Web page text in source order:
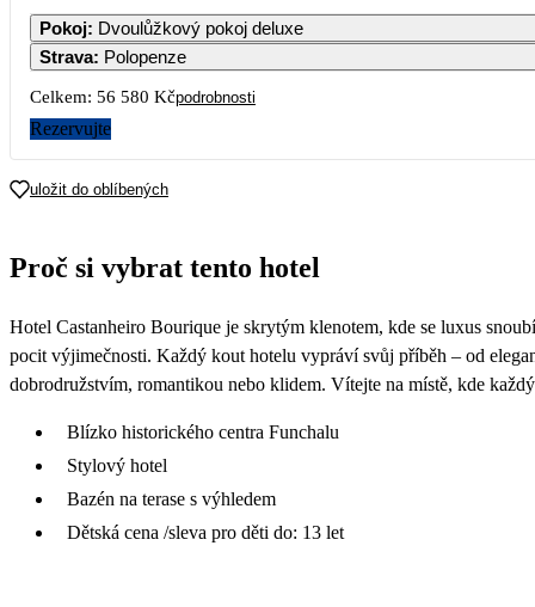
Pokoj: Dvoulůžkový pokoj deluxe
Strava: Polopenze
Celkem: 56 580 Kčpodrobnosti
Rezervujte
uložit do oblíbených
Proč si vybrat tento hotel
Hotel Castanheiro Bourique je skrytým klenotem, kde se luxus
pocit výjimečnosti. Každý kout hotelu vypráví svůj příběh – od
dobrodružstvím, romantikou nebo klidem. Vítejte na místě, kde
Blízko historického centra Funchalu
Stylový hotel
Bazén na terase s výhledem
Dětská cena /sleva pro děti do: 13 let